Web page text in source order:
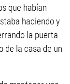
que habían
haciendo y
la puerta
de la casa de un